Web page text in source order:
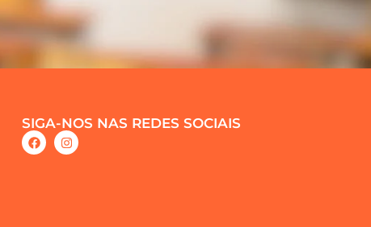
SIGA-NOS NAS REDES SOCIAIS